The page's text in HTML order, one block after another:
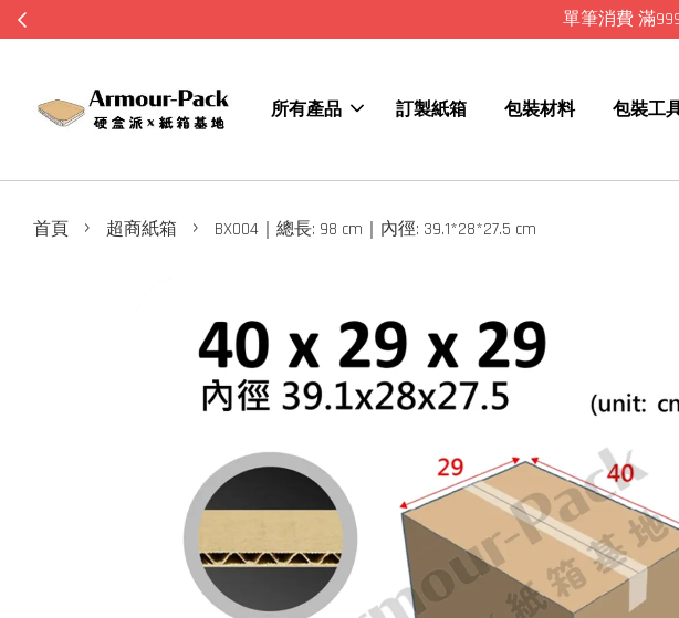
單筆消費 滿
所有產品 訂製紙箱 包裝材料 包裝工
首頁 › 超商紙箱 › BX004｜總長: 98 cm｜內徑: 39.1*28*27.5 cm